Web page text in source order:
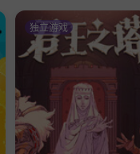
独立游戏